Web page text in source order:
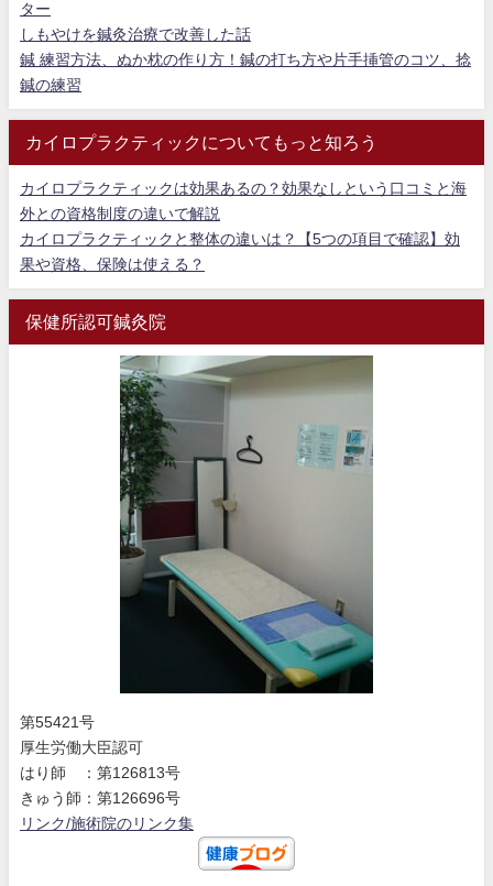
ター
しもやけを鍼灸治療で改善した話
鍼 練習方法、ぬか枕の作り方！鍼の打ち方や片手挿管のコツ、捻
鍼の練習
カイロプラクティックについてもっと知ろう
カイロプラクティックは効果あるの？効果なしという口コミと海
外との資格制度の違いで解説
カイロプラクティックと整体の違いは？【5つの項目で確認】効
果や資格、保険は使える？
保健所認可鍼灸院
第55421号
厚生労働大臣認可
はり師 ：第126813号
きゅう師：第126696号
リンク/施術院のリンク集